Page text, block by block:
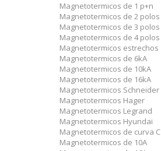
Magnetotermicos de 1 p+n
Magnetotermicos de 2 polos
Magnetotermicos de 3 polos
Magnetotermicos de 4 polos
Magnetotermicos estrechos
Magnetotermicos de 6kA
Magnetotermicos de 10kA
Magnetotermicos de 16kA
Magnetotermicos Schneider
Magnetotermicos Hager
Magnetotermicos Legrand
Magnetotermicos Hyundai
Magnetotermicos de curva C
Magnetotermicos de 10A